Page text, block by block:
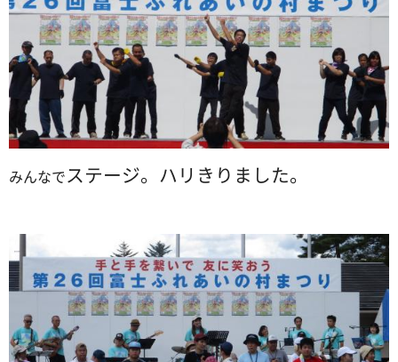
みんなでステージ。ハリきりました。